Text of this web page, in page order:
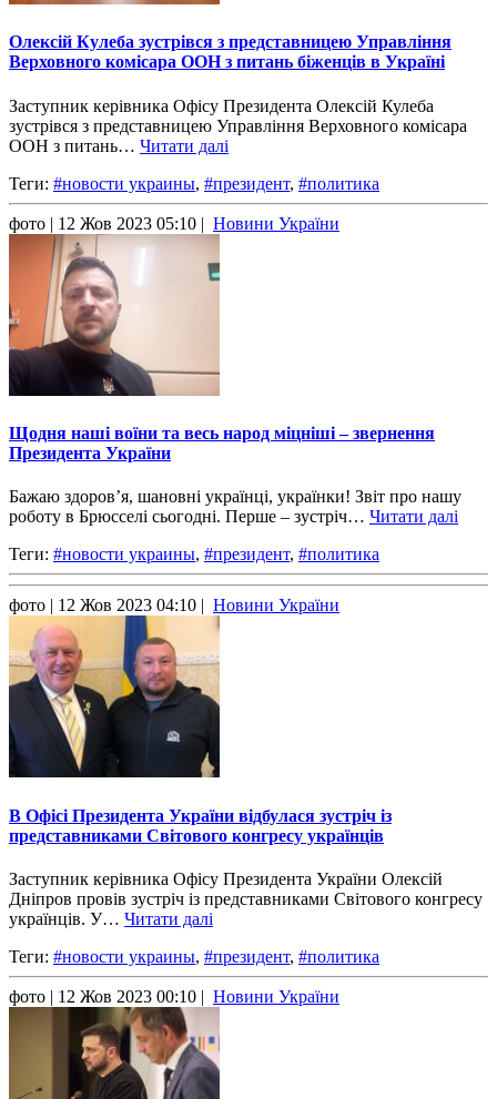
Олексій Кулеба зустрівся з представницею Управління
Верховного комісара ООН з питань біженців в Україні
Заступник керівника Офісу Президента Олексій Кулеба
зустрівся з представницею Управління Верховного комісара
ООН з питань… Читати далі
Теги: #новости украины, #президент, #политика
фото | 12 Жов 2023 05:10 | Новини України
Щодня наші воїни та весь народ міцніші – звернення
Президента України
Бажаю здоров’я, шановні українці, українки! Звіт про нашу
роботу в Брюсселі сьогодні. Перше – зустріч… Читати далі
Теги: #новости украины, #президент, #политика
фото | 12 Жов 2023 04:10 | Новини України
В Офісі Президента України відбулася зустріч із
представниками Світового конгресу українців
Заступник керівника Офісу Президента України Олексій
Дніпров провів зустріч із представниками Світового конгресу
українців. У… Читати далі
Теги: #новости украины, #президент, #политика
фото | 12 Жов 2023 00:10 | Новини України